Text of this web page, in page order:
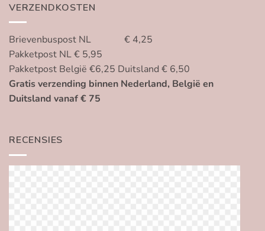
VERZENDKOSTEN
Brievenbuspost NL € 4,25
Pakketpost NL € 5,95
Pakketpost België €6,25 Duitsland € 6,50
Gratis verzending binnen Nederland, België en
Duitsland vanaf € 75
RECENSIES